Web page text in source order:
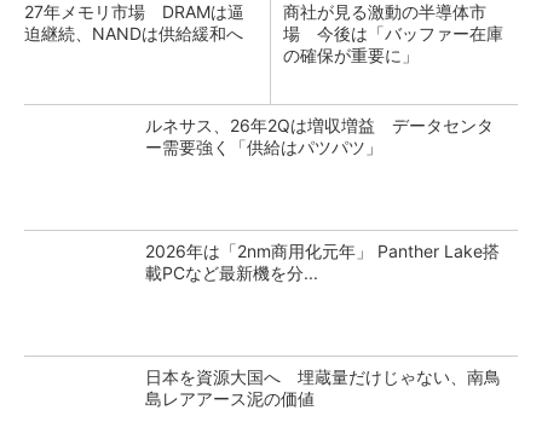
27年メモリ市場 DRAMは逼
迫継続、NANDは供給緩和へ
商社が見る激動の半導体市
場 今後は「バッファー在庫
の確保が重要に」
ルネサス、26年2Qは増収増益 データセンタ
ー需要強く「供給はパツパツ」
2026年は「2nm商用化元年」 Panther Lake搭
載PCなど最新機を分...
日本を資源大国へ 埋蔵量だけじゃない、南鳥
島レアアース泥の価値